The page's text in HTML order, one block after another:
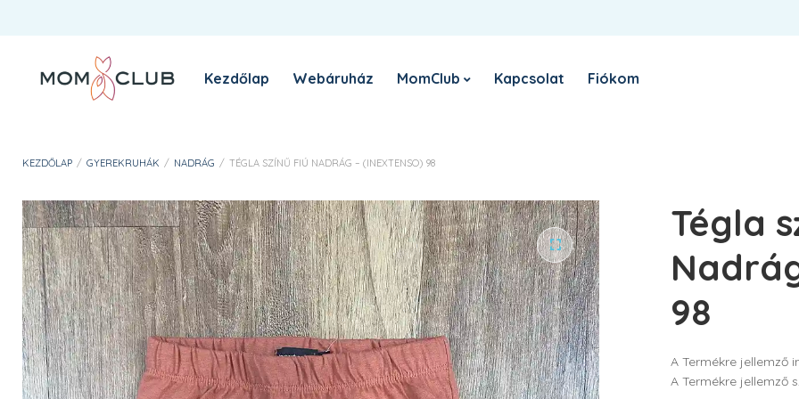
EMLÉKEZZ RÁM
BELÉPÉS
Elfelejtett jelszó?
Kezdőlap Webáruház MomClub Kapcsolat Fiókom
KEZDŐLAP / GYEREKRUHÁK / NADRÁG / TÉGLA SZÍNŰ FIÚ NADRÁG – (INEXTENSO) 98
Tégla
98
A Termékre jellemző
A Termékre jellemző